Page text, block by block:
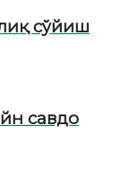
сўйиш
савдо